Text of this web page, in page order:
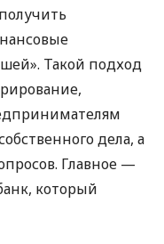
Такой подход
дела, а
Главное —
который